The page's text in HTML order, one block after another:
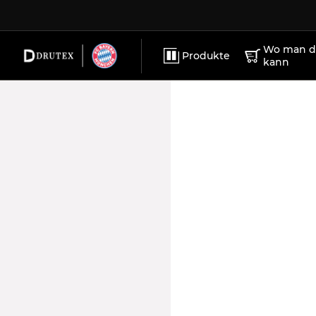
Produkte
Wo man
kann
WERBEMATERIALIEN
IMPRESSUM